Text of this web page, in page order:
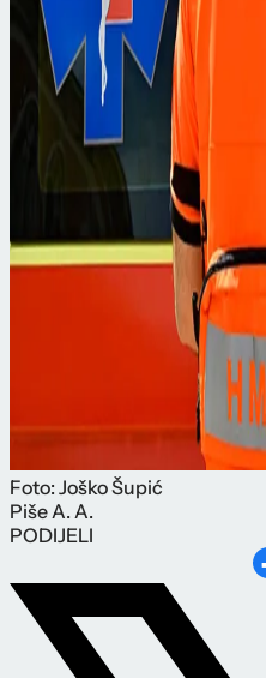
Foto: Joško Šupić
PišeA. A.
PODIJELI